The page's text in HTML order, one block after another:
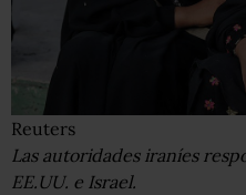
Reuters
Las autoridades iraníes
EE.UU. e Israel.